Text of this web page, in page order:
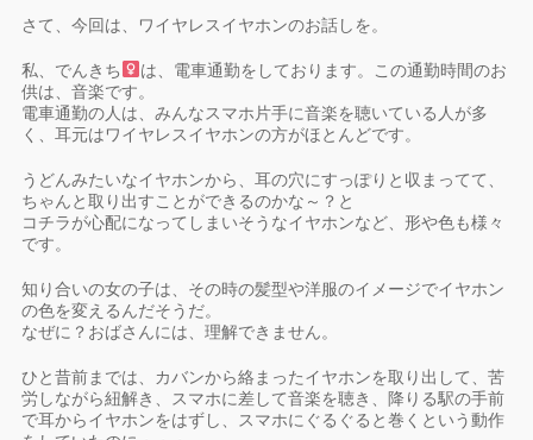
さて、今回は、ワイヤレスイヤホンのお話しを。
私、でんきち
は、電車通勤をしております。この通勤時間のお
供は、音楽です。
電車通勤の人は、みんなスマホ片手に音楽を聴いている人が多
く、耳元はワイヤレスイヤホンの方がほとんどです。
うどんみたいなイヤホンから、耳の穴にすっぽりと収まってて、
ちゃんと取り出すことができるのかな～？と
コチラが心配になってしまいそうなイヤホンなど、形や色も様々
です。
知り合いの女の子は、その時の髪型や洋服のイメージでイヤホン
の色を変えるんだそうだ。
なぜに？おばさんには、理解できません。
ひと昔前までは、カバンから絡まったイヤホンを取り出して、苦
労しながら紐解き、スマホに差して音楽を聴き、降りる駅の手前
で耳からイヤホンをはずし、スマホにぐるぐると巻くという動作